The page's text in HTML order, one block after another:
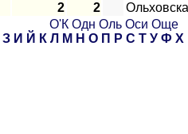
2 2
О'К Одн Оль Оси Още
З И Й К Л М Н О П Р С Т У Ф Х